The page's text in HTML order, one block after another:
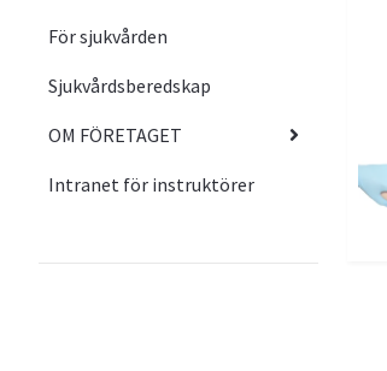
För sjukvården
Sjukvårdsberedskap
OM FÖRETAGET
Intranet för instruktörer